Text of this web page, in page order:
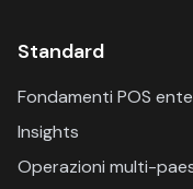
Standard
Fondamenti POS
Insights
Operazioni multi-